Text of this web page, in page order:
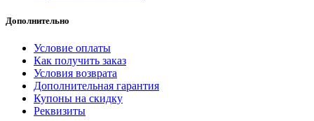
Дополнительно
Условие оплаты
Как получить заказ
Условия возврата
Дополнительная гарантия
Купоны на скидку
Реквизиты